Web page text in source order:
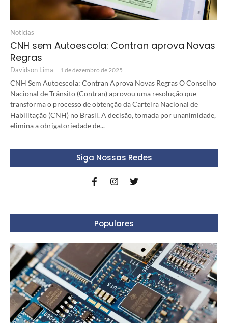
Notícias
CNH sem Autoescola: Contran aprova Novas
Regras
Davidson Lima - 1 de dezembro de 2025
CNH Sem Autoescola: Contran Aprova Novas Regras O Conselho
Nacional de Trânsito (Contran) aprovou uma resolução que
transforma o processo de obtenção da Carteira Nacional de
Habilitação (CNH) no Brasil. A decisão, tomada por unanimidade,
elimina a obrigatoriedade de...
Siga Nossas Redes
Populares